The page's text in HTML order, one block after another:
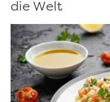
die Welt